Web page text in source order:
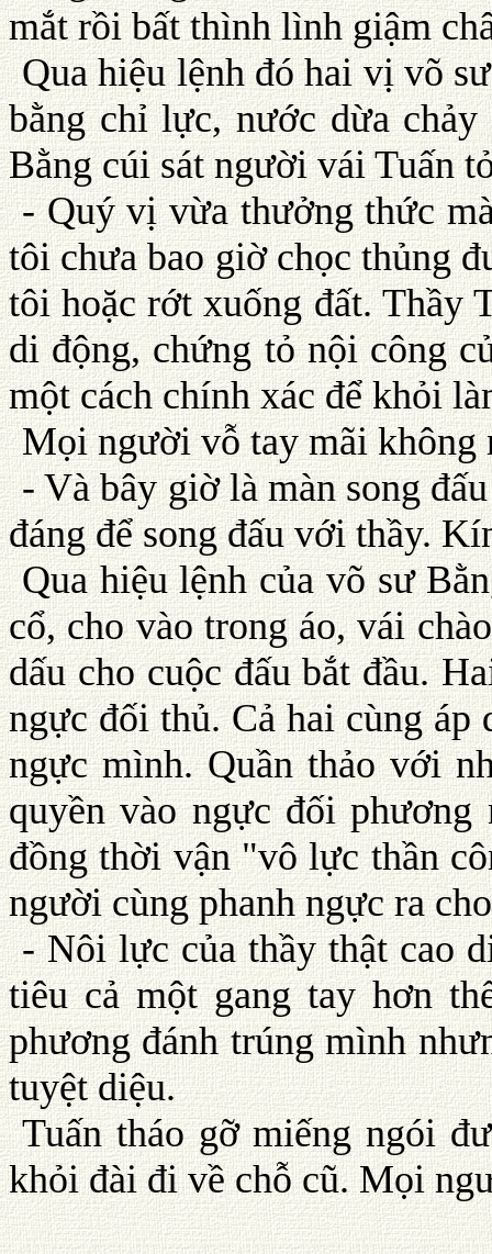
mắt rồi bất thình lình giậm
Qua hiệu lệnh đó hai vị võ sư
bằng chỉ lực, nước dừa
Bằng cúi sát người vái Tuấn
- Quý vị vừa thưởng thức
tôi chưa bao giờ chọc thủng
tôi hoặc rớt xuống đất. Thầy
di động, chứng tỏ nội công
một cách chính xác để khỏi
Mọi người vỗ tay mãi không
- Và bây giờ là màn song
đáng để song đấu với thầy.
Qua hiệu lệnh của võ sư
cổ, cho vào trong áo, vái
dấu cho cuộc đấu bắt đầu.
ngực đối thủ. Cả hai cùng áp
ngực mình. Quần thảo với
quyền vào ngực đối
đồng thời vận "vô lực thần
người cùng phanh ngực ra
- Nôi lực của thầy thật cao
tiêu cả một gang tay hơn
phương đánh trúng mình
tuyệt diệu.
Tuấn tháo gỡ miếng ngói
khỏi đài đi về chỗ cũ. Mọi